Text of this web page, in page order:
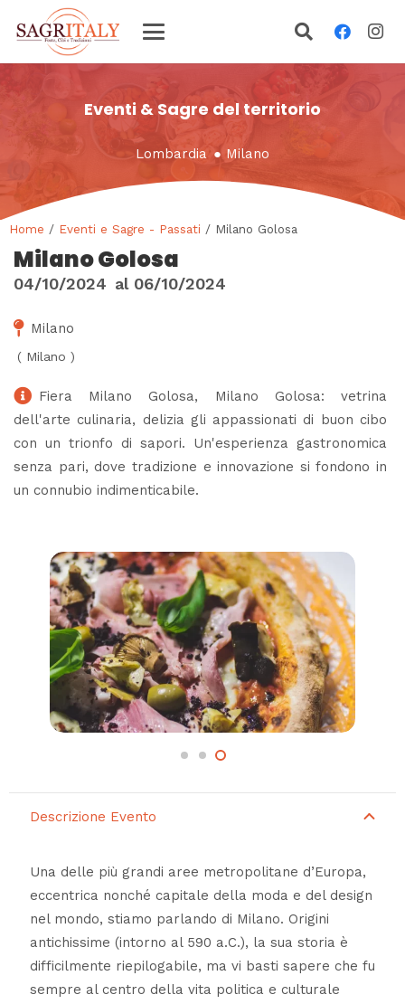
Eventi & Sagre del territorio
Lombardia ● Milano
Home / Eventi e Sagre - Passati / Milano Golosa
Milano Golosa
04/10/2024 al 06/10/2024
Milano
( Milano )
Fiera Milano Golosa, Milano Golosa: vetrina
dell'arte culinaria, delizia gli appassionati di buon cibo
con un trionfo di sapori. Un'esperienza gastronomica
senza pari, dove tradizione e innovazione si fondono in
un connubio indimenticabile.
Descrizione Evento
Una delle più grandi aree metropolitane d’Europa,
eccentrica nonché capitale della moda e del design
nel mondo, stiamo parlando di Milano. Origini
antichissime (intorno al 590 a.C.), la sua storia è
difficilmente riepilogabile, ma vi basti sapere che fu
sempre al centro della vita politica e culturale